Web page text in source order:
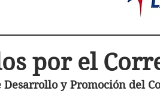
por el
Desarrollo y Promoción del